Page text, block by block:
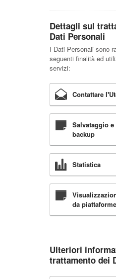
Dettagli sul
Dati Personali
I Dati Personali sono
seguenti finalità ed
servizi:
Contattare
Salvataggio
backup
Statistica
da
Ulteriori
trattamento dei